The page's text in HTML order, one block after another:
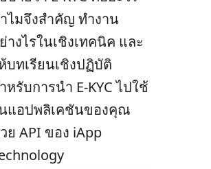
ไมจึงสำคัญ ทำงาน
างไรในเชิงเทคนิค และ
บทเรียนเชิงปฏิบัติ
หรับการนำ E-KYC ไปใช้
แอปพลิเคชันของคุณ
ย API ของ iApp